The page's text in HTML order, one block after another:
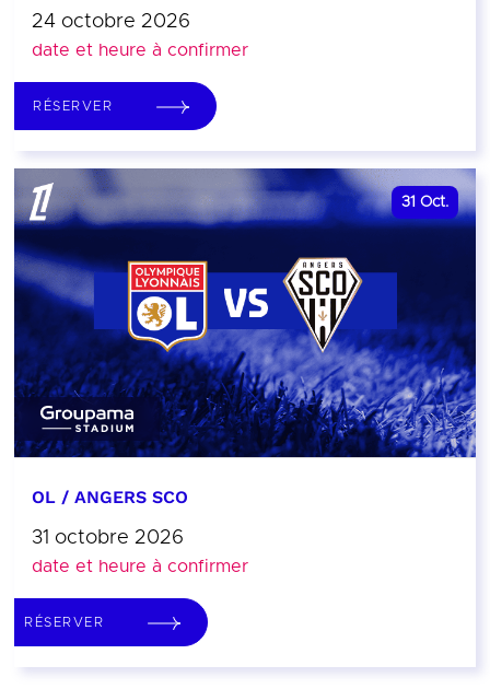
24 octobre 2026
date et heure à confirmer
RÉSERVER
31 Oct.
OL / ANGERS SCO
31 octobre 2026
date et heure à confirmer
RÉSERVER